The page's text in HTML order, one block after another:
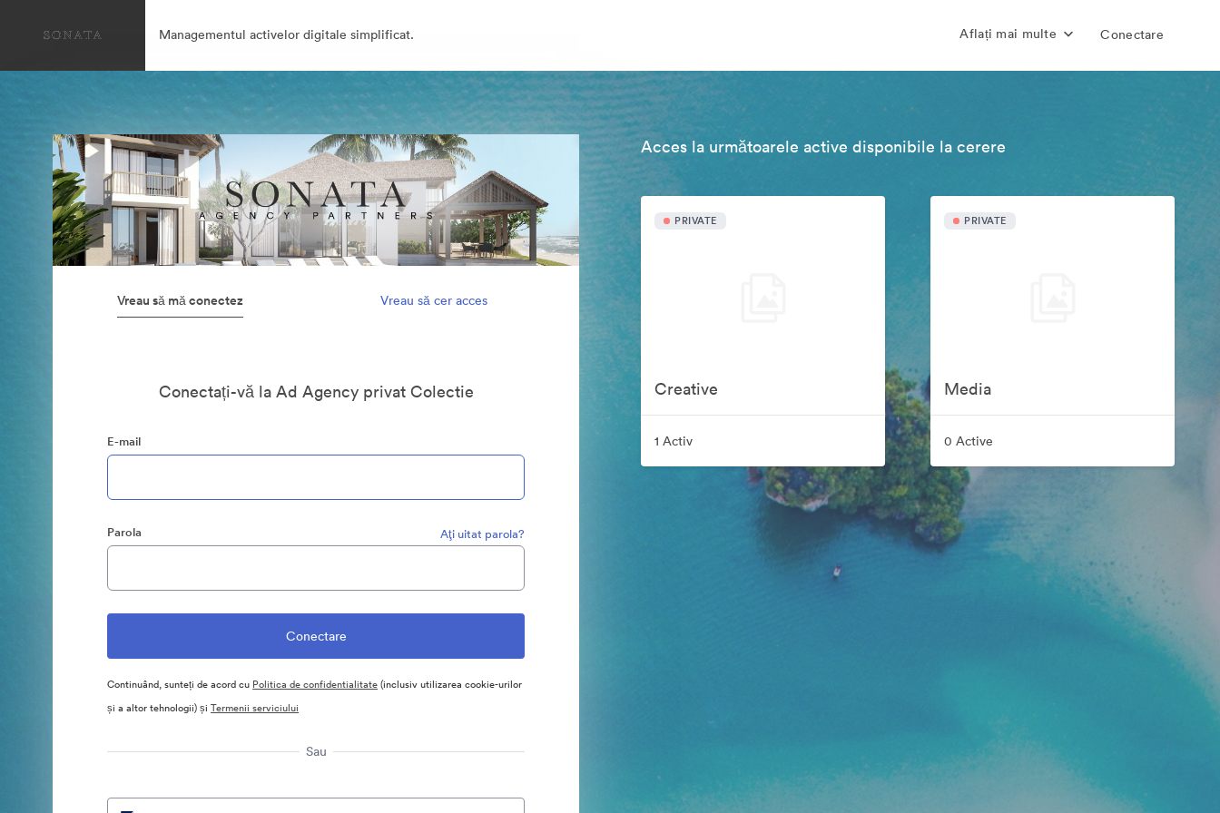
Managementul activelor digitale simplificat. Aflați mai multe Conectare
Vreau să mă conectez Vreau să cer acces
Conectați-vă la Ad Agency privat Colectie
E-mail
Parola Aţi uitat parola?
Continuând, sunteți de acord cu Politica de confidentialitate(inclusiv utilizarea cookie-urilor
și a altor tehnologii) șiTermenii serviciului
Sau
Acces la următoarele active disponibile la cerere
PRIVATE
Creative
1 Activ
PRIVATE
Media
0 Active